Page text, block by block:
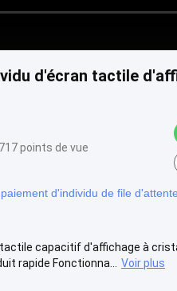
d'écran tactile
717 points de vue
d'individu de file d'attente
capacitif d'affichage à
rapide Fonctionna...
Voir plus